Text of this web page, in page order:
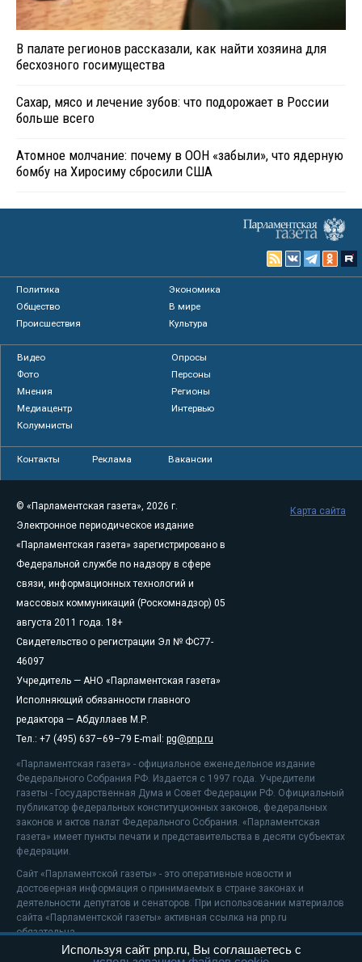
В палате регионов рассказали, как найти хозяина для
бесхозного госимущества
Сахар, мясо и лечение зубов: что подорожает в России
больше всего
Атомное молчание: почему в ООН «забыли», что ядерную
бомбу на Хиросиму сбросили США
Политика
Экономика
Общество
В мире
Происшествия
Культура
Видео
Опросы
Фото
Персоны
Мнения
Регионы
Медиацентр
Интервью
Колумнисты
Контакты Реклама Вакансии
© «Парламентская газета», 2026 г.
Электронное периодическое издание
«Парламентская газета» зарегистрировано в
Федеральной службе по надзору в сфере
связи, информационных технологий и
массовых коммуникаций (Роскомнадзор) 05
августа 2011 года. 18+
Свидетельство о регистрации Эл № ФС77-
46097
Учредитель — АНО «Парламентская газета»
Исполняющий обязанности главного
редактора — Абдуллаев М.Р.
Тел.: +7 (495) 637–69–79 E-mail: pg@pnp.ru
«Парламентская газета» - официальное еженедельное издание
Федерального Собрания РФ. Издается с 1997 года. Учредители
газеты - Государственная Дума и Совет Федерации РФ. Официальный
публикатор федеральных конституционных законов, федеральных
законов и актов палат Федерального Собрания. «Парламентская
газета» имеет пункты печати и представительства в десяти субъектах
федерации.
Сайт «Парламентской газеты» - это оперативные новости и
достоверная информация о принимаемых в стране законах и
деятельности депутатов и сенаторов. При использовании материалов
сайта «Парламентской газеты» активная ссылка на pnp.ru
обязательна.
На информационном ресурсе применяютсярекомендательные
Карта сайта
Используя сайт pnp.ru, Вы соглашаетесь с